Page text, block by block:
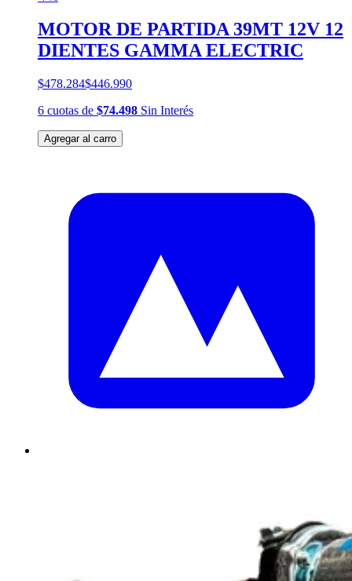
MOTOR DE PARTIDA 39MT 12V 12
DIENTES GAMMA ELECTRIC
$478.284$446.990
6 cuotas de $74.498 Sin Interés
Agregar al carro